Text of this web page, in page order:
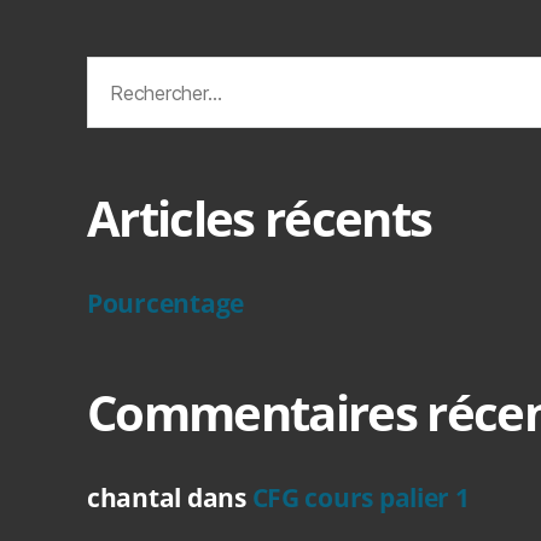
Articles récents
Pourcentage
Commentaires
chantal dans CFG cours palier 1